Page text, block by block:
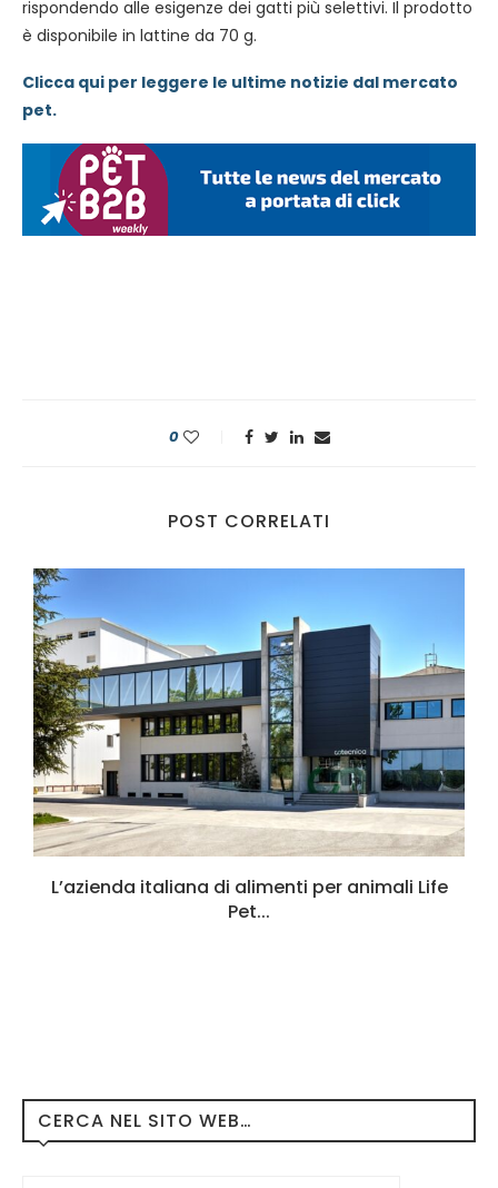
rispondendo alle esigenze dei gatti più selettivi. Il prodotto
è disponibile in lattine da 70 g.
Clicca qui per leggere le ultime notizie dal mercato
pet.
0
POST CORRELATI
L’azienda italiana di alimenti per animali Life
Pet...
CERCA NEL SITO WEB…